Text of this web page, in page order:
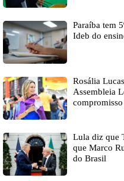
Paraíba tem
Ideb do
Rosália
Assembleia
Lula diz que
que Marco
do Brasil